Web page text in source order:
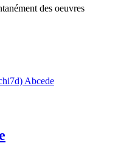
des oeuvres